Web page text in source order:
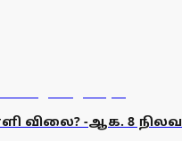
விலை? -ஆக. 8